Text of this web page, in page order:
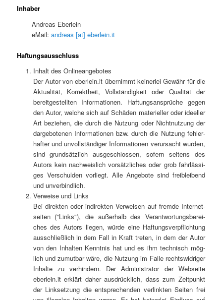
Inhaber
Andre­as Eberlein
eMail:andre­as [at] eberlein.it
Haftungsausschluss
Inhalt des Onlineangebotes
Der Autor von eberlein.it über­nimmt kei­ner­lei Gewähr für die
Aktua­li­tät, Kor­rekt­heit, Voll­stän­dig­keit oder Qua­li­tät der
bereit­ge­stell­ten Infor­ma­tio­nen. Haf­tungs­an­sprü­che gegen
den Autor, wel­che sich auf Schä­den mate­ri­el­ler oder ideel­ler
Art bezie­hen, die durch die Nut­zung oder Nicht­nut­zung der
dar­ge­bo­te­nen Infor­ma­tio­nen bzw. durch die Nut­zung feh­ler­
haf­ter und unvoll­stän­di­ger Infor­ma­tio­nen ver­ur­sacht wur­den,
sind grund­sätz­lich aus­ge­schlos­sen, sofern sei­tens des
Autors kein nach­weis­lich vor­sätz­li­ches oder grob fahr­läs­si­
ges Ver­schul­den vor­liegt. Alle Ange­bo­te sind frei­blei­bend
und unverbindlich.
Ver­wei­se und Links
Bei direk­ten oder indi­rek­ten Ver­wei­sen auf frem­de Inter­net­
sei­ten ("Links"), die außer­halb des Ver­ant­wor­tungs­be­rei­
ches des Autors lie­gen, wür­de eine Haf­tungs­ver­pflich­tung
aus­schließ­lich in dem Fall in Kraft tre­ten, in dem der Autor
von den Inhal­ten Kennt­nis hat und es ihm tech­nisch mög­
lich und zumut­bar wäre, die Nut­zung im Fal­le rechts­wid­ri­ger
Inhal­te zu ver­hin­dern. Der Admi­nis­tra­tor der Web­sei­te
eberlein.it erklärt daher aus­drück­lich, dass zum Zeit­punkt
der Link­set­zung die ent­spre­chen­den ver­link­ten Sei­ten frei